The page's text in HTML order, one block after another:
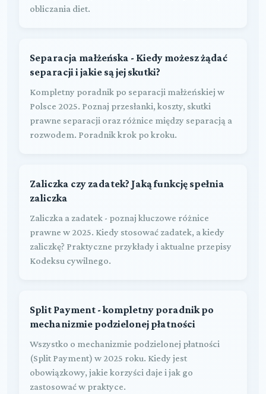
obliczania diet.
Separacja małżeńska - Kiedy możesz żądać
separacji i jakie są jej skutki?
Kompletny poradnik po separacji małżeńskiej w
Polsce 2025. Poznaj przesłanki, koszty, skutki
prawne separacji oraz różnice między separacją a
rozwodem. Poradnik krok po kroku.
Zaliczka czy zadatek? Jaką funkcję spełnia
zaliczka
Zaliczka a zadatek - poznaj kluczowe różnice
prawne w 2025. Kiedy stosować zadatek, a kiedy
zaliczkę? Praktyczne przykłady i aktualne przepisy
Kodeksu cywilnego.
Split Payment - kompletny poradnik po
mechanizmie podzielonej płatności
Wszystko o mechanizmie podzielonej płatności
(Split Payment) w 2025 roku. Kiedy jest
obowiązkowy, jakie korzyści daje i jak go
zastosować w praktyce.